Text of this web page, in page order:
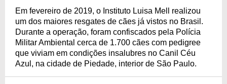
Em fevereiro de 2019, o Instituto Luisa Mell realizou
um dos maiores resgates de cães já vistos no Brasil.
Durante a operação, foram confiscados pela Polícia
Militar Ambiental cerca de 1.700 cães com pedigree
que viviam em condições insalubres no Canil Céu
Azul, na cidade de Piedade, interior de São Paulo.